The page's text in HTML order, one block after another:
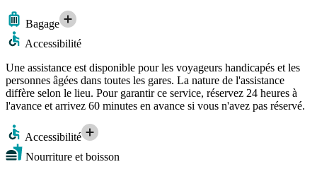
Bagage
Accessibilité
Une assistance est disponible pour les voyageurs handicapés et les
personnes âgées dans toutes les gares. La nature de l'assistance
diffère selon le lieu. Pour garantir ce service, réservez 24 heures à
l'avance et arrivez 60 minutes en avance si vous n'avez pas réservé.
Accessibilité
Nourriture et boisson